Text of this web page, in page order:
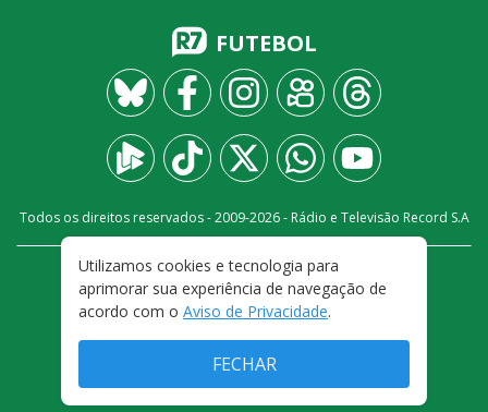
FUTEBOL
Todos os direitos reservados - 2009-2026- Rádio e Televisão Record S.A
FALE CONOSCO
PRIVACIDADE
TERMOS E CONDIÇÕES DE USO
Utilizamos cookies e tecnologia para
aprimorar sua experiência de navegação de
acordo com o Aviso de Privacidade.
FECHAR